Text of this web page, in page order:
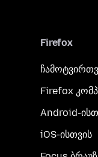
Firefox
Firefox
Android-
iOS-ისთვის